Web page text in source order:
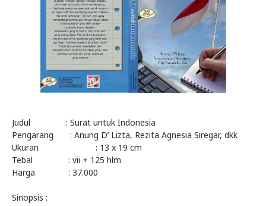
Judul : Surat untuk Indonesia
Pengarang : Anung D’ Lizta, Rezita Agnesia Siregar, dkk
Ukuran : 13 x 19 cm
Tebal : vii + 125 hlm
Harga : 37.000
Sinopsis :